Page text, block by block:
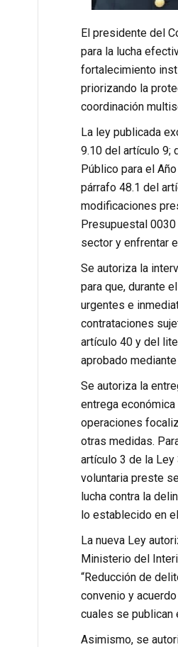
El presidente del
para la lucha
fortalecimiento
priorizando la
coordinación
La ley publicada
9.10 del artículo 9;
Público para el
párrafo 48.1 del
modificaciones
Presupuestal
sector y enfrentar
Se autoriza la
para que, durante
urgentes e
contrataciones
artículo 40 y del
aprobado
Se autoriza la
entrega
operaciones
otras medidas.
artículo 3 de la
voluntaria preste
lucha contra la
lo establecido en
La nueva Ley
Ministerio del
“Reducción de
convenio y
cuales se publican
Asimismo, se